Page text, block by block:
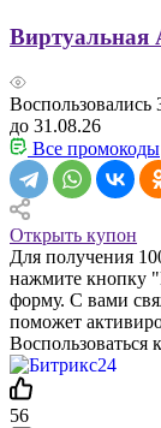
Виртуальная
Воспользовались
до 31.08.26
Все промокоды
Открыть купон
Для получения
нажмите кнопку
форму. С вами
поможет
Воспользоваться
56